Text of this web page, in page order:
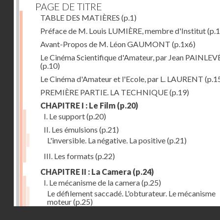
PAGE DE TITRE
TABLE DES MATIÈRES (p.1)
Préface de M. Louis LUMIÈRE, membre d'Institut
Avant-Propos de M. Léon GAUMONT (p.1x6)
Le Cinéma Scientifique d'Amateur, par Jean
(p.10)
Le Cinéma d'Amateur et l'Ecole, par L. LAURENT
PREMIÈRE PARTIE. LA TECHNIQUE(p.19)
CHAPITRE I : Le Film (p.20)
I. Le support(p.20)
II. Les émulsions (p.21)
L'inversible. La négative. La positive(p.21)
III. Les formats (p.22)
CHAPITRE II : La Camera (p.24)
I. Le mécanisme de la camera(p.25)
Le défilement saccadé. L'obturateur. Le mécanisme
moteur(p.25)